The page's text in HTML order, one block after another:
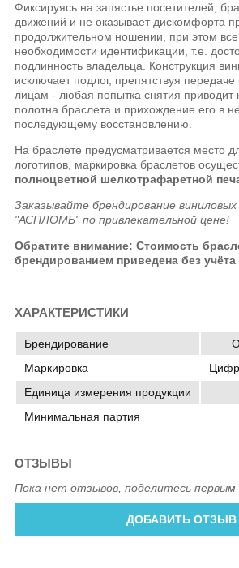
Фиксируясь на запястье посетителей,
движений и не оказывает дискомфорта
продолжительном ношении, при этом
необходимости идентификации, т.е.
подлинность владельца. Конструкция
исключает подлог, препятствуя
лицам - любая попытка снятия приводит
полотна браслета и прихождение его в
последующему восстановлению.
На браслете предусматривается место
логотипов, маркировка браслетов
полноцветной шелкотрафаретной
Заказывайте брендирование
"АСПЛОМБ" по привлекательной цене!
Обратите внимание: Стоимость
брендированием приведена без
ХАРАКТЕРИСТИКИ
Брендирование
Маркировка
Единица измерения продукции
Минимальная партия
ОТЗЫВЫ
Пока нет отзывов, поделитесь первым
ДОБАВИТЬ ОТЗЫВ